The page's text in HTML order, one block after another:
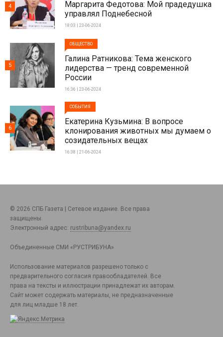
Маргарита Федотова: Мой прадедушка
управлял Поднебесной
18:03 | 23-06-2024
4
ОБЩЕСТВО
Галина Ратникова: Тема женского
лидерства — тренд современной
России
16:36 | 23-06-2024
5
СОБЫТИЯ
Екатерина Кузьмина: В вопросе
клонирования животных мы думаем о
созидательных вещах
16:38 | 21-06-2024
6
© 2026 СПБ Газета | Сетевое издание. Все права
защищены.
Электронный адрес: rustribuna@yandex.ru
Объединенные СМИ «РУСТРИБУНА»
Использование материалов разрешено только с
предварительного согласия правообладателей. Все
права на тексты и иллюстрации принадлежат их авторам.
Сайт может содержать материалы, не предназначенные
для лиц младше 18 лет.